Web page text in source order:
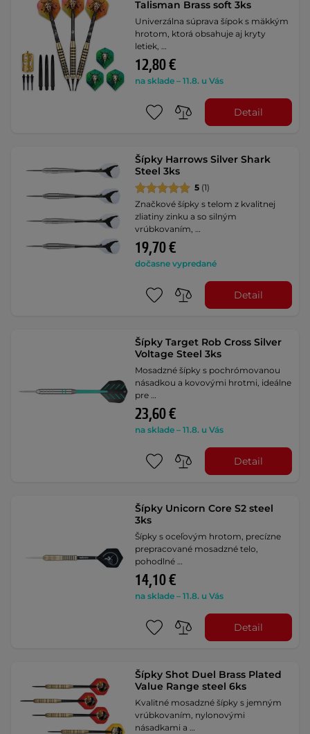
Talisman Brass soft 3ks
Univerzálna súprava šípok s mäkkým
hrotom, ktorá obsahuje aj kryty
letiek, …
12,80 €
na sklade – 11.8. u Vás
Detail
Šípky Harrows Silver Shark
Steel 3ks
5 (1)
Značkové šípky s telom z kvalitnej
zliatiny zinku a so silným
vrúbkovaním, …
19,70 €
dočasne vypredané
Detail
Šípky Target Rob Cross Silver
Voltage Steel 3ks
Mosadzné šípky s pochrómovanou
násadkou a kovovými hrotmi, ideálne
pre …
23,60 €
na sklade – 11.8. u Vás
Detail
Šípky Unicorn Core S2 steel
3ks
Šípky s oceľovým hrotom, precízne
prepracované mosadzné telo,
pohodlné …
14,10 €
na sklade – 11.8. u Vás
Detail
Šípky Shot Duel Brass Plated
Value Range steel 6ks
Kvalitné mosadzné šípky s jemným
vrúbkovaním, nylonovými
násadkami a …